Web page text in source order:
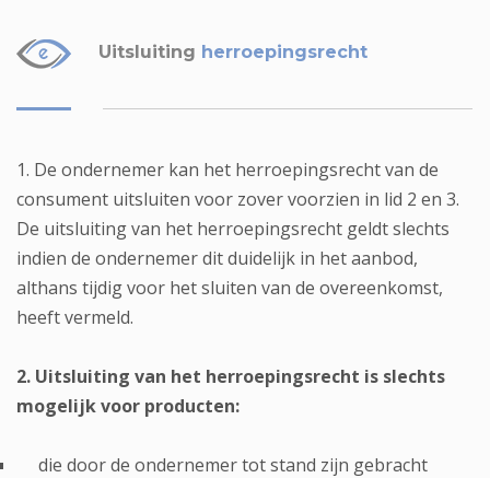
Uitsluiting herroepingsrecht
1. De ondernemer kan het herroepingsrecht van de
consument uitsluiten voor zover voorzien in lid 2 en 3.
De uitsluiting van het herroepingsrecht geldt slechts
indien de ondernemer dit duidelijk in het aanbod,
althans tijdig voor het sluiten van de overeenkomst,
heeft vermeld.
2. Uitsluiting van het herroepingsrecht is slechts
mogelijk voor producten:
die door de ondernemer tot stand zijn gebracht